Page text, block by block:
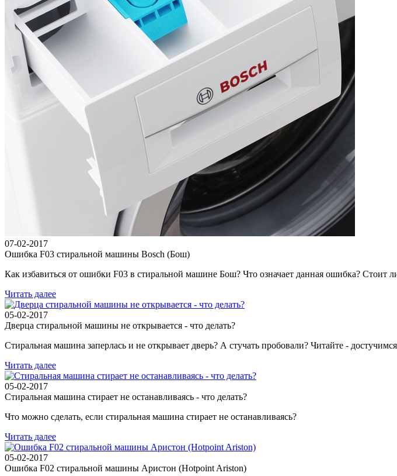
07-02-2017
Ошибка F03 стиральной машины Bosch (Бош)
Как избавиться от ошибки F03 в стиральной машине Бош? Что означает данная ошибка? Стоит
Читать далее
05-02-2017
Дверца стиральной машины не открывается - что делать?
Стиральная машина заперлась и не открывает дверь? А стучать пробовали? Читайте -
Читать далее
05-02-2017
Стиральная машина стирает не останавливаясь - что делать?
Что можно сделать, если стиральная машина стирает не останавливаясь?
Читать далее
05-02-2017
Ошибка F02 стиральной машины Аристон (Hotpoint Ariston)